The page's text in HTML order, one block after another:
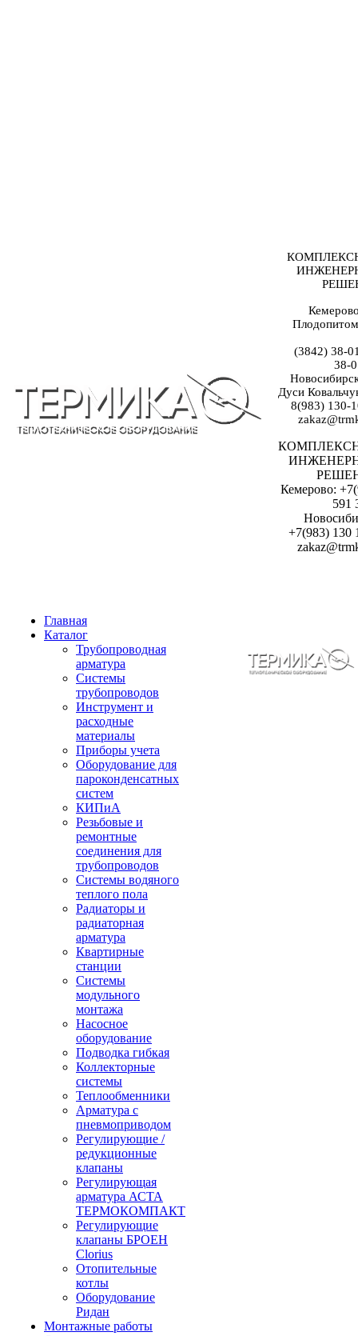
(3842) 38-
38-
Дуси
8(983) 130-
Кемерово:
591
+7(983) 130
Главная
Каталог
Трубопроводная
арматура
Системы
трубопроводов
Инструмент и
расходные
материалы
Приборы учета
Оборудование для
пароконденсатных
систем
КИПиА
Резьбовые и
ремонтные
соединения для
трубопроводов
Системы водяного
теплого пола
Радиаторы и
радиаторная
арматура
Квартирные
станции
Системы
модульного
монтажа
Насосное
оборудование
Подводка гибкая
Коллекторные
системы
Теплообменники
Арматура с
пневмоприводом
Регулирующие /
редукционные
клапаны
Регулирующая
арматура АСТА
ТЕРМОКОМПАКТ
Регулирующие
клапаны БРОЕН
Clorius
Отопительные
котлы
Оборудование
Ридан
Монтажные работы